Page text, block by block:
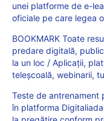
unei platforme de e-
oficiale pe care legea
BOOKMARK Toate
predare digitală,
la un loc / Aplicații,
teleșcoală, webinarii,
Teste de antrenament
în platforma